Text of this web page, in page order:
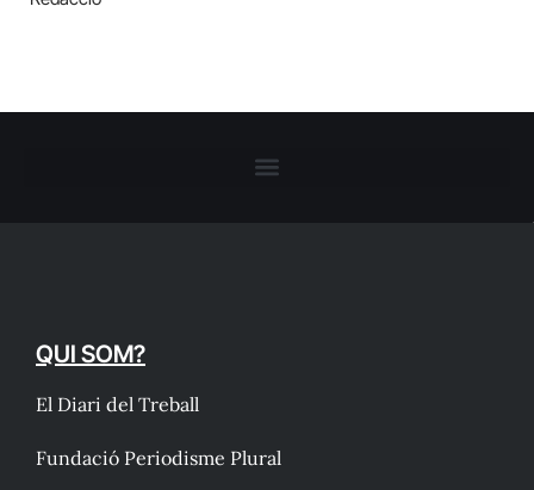
QUI SOM?
El Diari del Treball
Fundació Periodisme Plural